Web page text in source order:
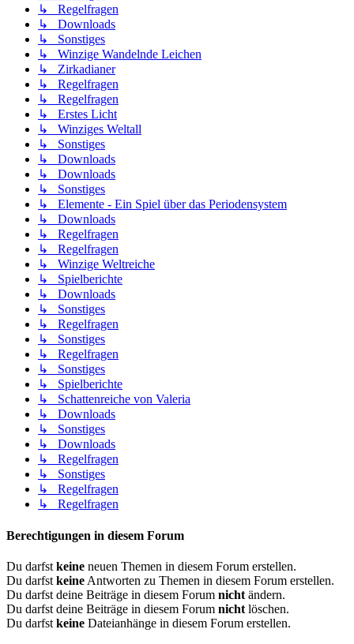
↳ Regelfragen
↳ Downloads
↳ Sonstiges
↳ Winzige Wandelnde Leichen
↳ Zirkadianer
↳ Regelfragen
↳ Regelfragen
↳ Erstes Licht
↳ Winziges Weltall
↳ Sonstiges
↳ Downloads
↳ Downloads
↳ Sonstiges
↳ Elemente - Ein Spiel über das Periodensystem
↳ Downloads
↳ Regelfragen
↳ Regelfragen
↳ Winzige Weltreiche
↳ Spielberichte
↳ Downloads
↳ Sonstiges
↳ Regelfragen
↳ Sonstiges
↳ Regelfragen
↳ Sonstiges
↳ Spielberichte
↳ Schattenreiche von Valeria
↳ Downloads
↳ Sonstiges
↳ Downloads
↳ Regelfragen
↳ Sonstiges
↳ Regelfragen
↳ Regelfragen
Berechtigungen in diesem Forum
Du darfst keine neuen Themen in diesem Forum erstellen.
Du darfst keine Antworten zu Themen in diesem Forum erstellen.
Du darfst deine Beiträge in diesem Forum nicht ändern.
Du darfst deine Beiträge in diesem Forum nicht löschen.
Du darfst keine Dateianhänge in diesem Forum erstellen.